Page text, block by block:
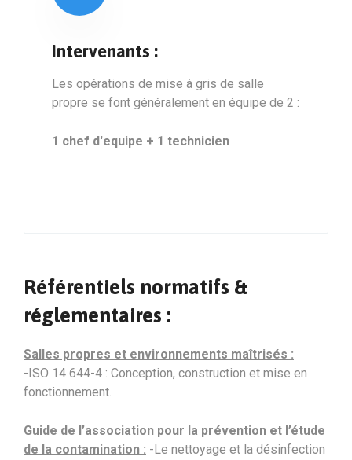
Intervenants :
Les opérations de mise à gris de salle
propre se font généralement en équipe de 2 :
1 chef d'equipe + 1 technicien
Référentiels normatifs &
réglementaires :
Salles propres et environnements maîtrisés :
-ISO 14 644-4 : Conception, construction et mise en
fonctionnement.
Guide de l’association pour la prévention et l’étude
de la contamination : -Le nettoyage et la désinfection